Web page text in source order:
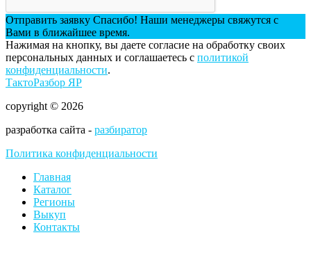
Отправить заявку Спасибо! Наши менеджеры свяжутся с
Вами в ближайшее время.
Нажимая на кнопку, вы даете согласие на обработку своих
персональных данных и соглашаетесь с политикой
конфиденциальности.
ТактоРазбор ЯР
copyright © 2026
разработка сайта - разбиратор
Политика конфиденциальности
Главная
Каталог
Регионы
Выкуп
Контакты